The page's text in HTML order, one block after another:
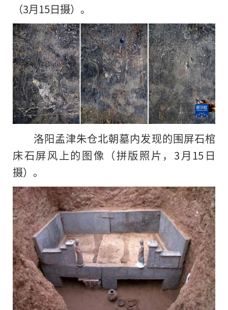
（3月15日摄）。
洛阳孟津朱仓北朝墓内发现的围屏石棺
床石屏风上的图像（拼版照片，3月15日
摄）。